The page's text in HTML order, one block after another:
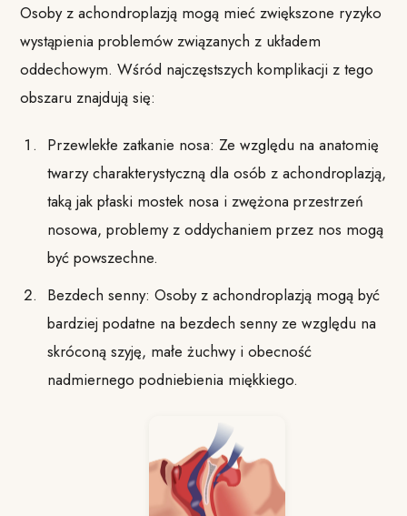
Osoby z achondroplazją mogą mieć zwiększone ryzyko
wystąpienia problemów związanych z układem
oddechowym. Wśród najczęstszych komplikacji z tego
obszaru znajdują się:
Przewlekłe zatkanie nosa: Ze względu na anatomię
twarzy charakterystyczną dla osób z achondroplazją,
taką jak płaski mostek nosa i zwężona przestrzeń
nosowa, problemy z oddychaniem przez nos mogą
być powszechne.
Bezdech senny: Osoby z achondroplazją mogą być
bardziej podatne na bezdech senny ze względu na
skróconą szyję, małe żuchwy i obecność
nadmiernego podniebienia miękkiego.